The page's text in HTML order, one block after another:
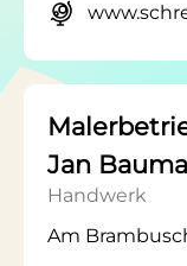
Jan
Handwerk
Am